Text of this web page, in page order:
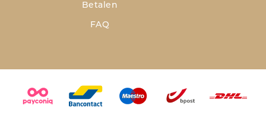
Betalen
FAQ